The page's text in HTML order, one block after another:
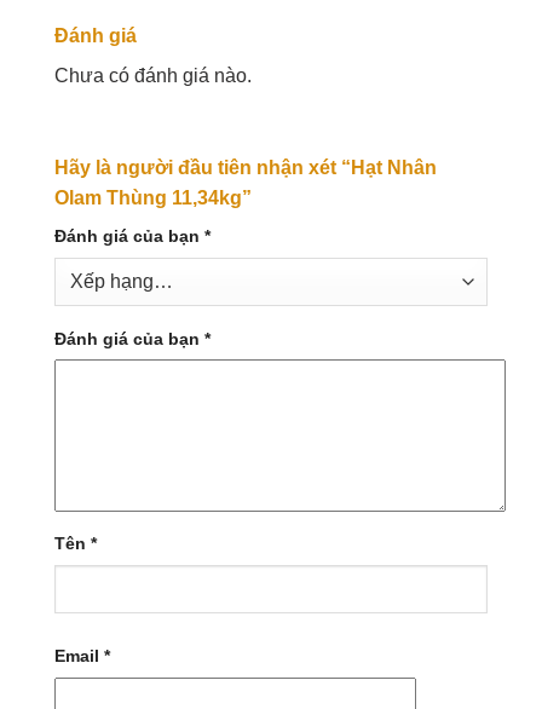
Đánh giá
Chưa có đánh giá nào.
Hãy là người đầu tiên nhận xét “Hạt Nhân
Olam Thùng 11,34kg”
Đánh giá của bạn *
Đánh giá của bạn *
Tên *
Email *